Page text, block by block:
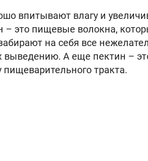
впитывают влагу и
– это пищевые волокна,
на себя все
выведению. А еще пектин –
пищеварительного тракта.